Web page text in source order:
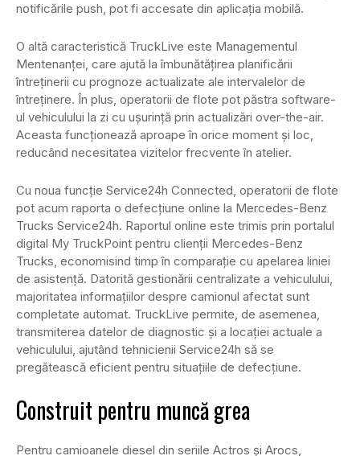
notificările push, pot fi accesate din aplicația mobilă.
O altă caracteristică TruckLive este Managementul
Mentenanței, care ajută la îmbunătățirea planificării
întreținerii cu prognoze actualizate ale intervalelor de
întreținere. În plus, operatorii de flote pot păstra software-
ul vehiculului la zi cu ușurință prin actualizări over-the-air.
Aceasta funcționează aproape în orice moment și loc,
reducând necesitatea vizitelor frecvente în atelier.
Cu noua funcție Service24h Connected, operatorii de flote
pot acum raporta o defecțiune online la Mercedes-Benz
Trucks Service24h. Raportul online este trimis prin portalul
digital My TruckPoint pentru clienții Mercedes-Benz
Trucks, economisind timp în comparație cu apelarea liniei
de asistență. Datorită gestionării centralizate a vehiculului,
majoritatea informațiilor despre camionul afectat sunt
completate automat. TruckLive permite, de asemenea,
transmiterea datelor de diagnostic și a locației actuale a
vehiculului, ajutând tehnicienii Service24h să se
pregătească eficient pentru situațiile de defecțiune.
Construit pentru muncă grea
Pentru camioanele diesel din seriile Actros și Arocs,